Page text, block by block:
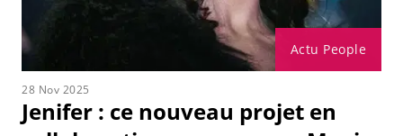
Actu People
28 Nov 2025
Jenifer : ce nouveau projet en